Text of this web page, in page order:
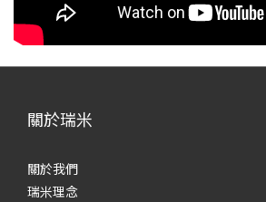
關於瑞米
關於我們
瑞米理念